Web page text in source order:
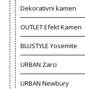
Dekorativni kamen
OUTLET Efekt Kamen
BLUSTYLE Yosemite
URBAN Zarci
URBAN Newbury